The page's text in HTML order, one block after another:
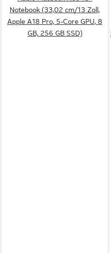
Notebook (33,02 cm/13 Zoll,
Apple A18 Pro, 5-Core GPU, 8
GB, 256 GB SSD)